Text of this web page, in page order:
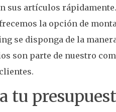
sus artículos
la opción de
se disponga de la
son parte de nuestro
tu